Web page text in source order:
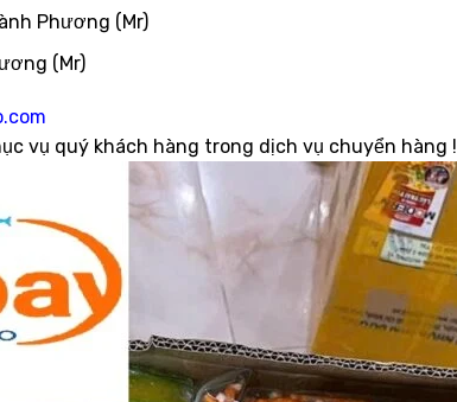
Phương (Mr)
(Mr)
vụ quý khách hàng trong dịch vụ chuyển hàng !